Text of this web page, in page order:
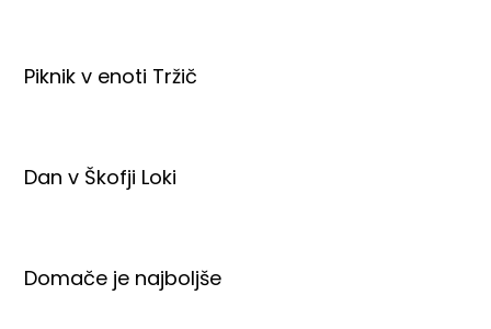
Piknik v enoti Tržič
Dan v Škofji Loki
Domače je najboljše